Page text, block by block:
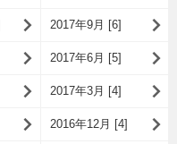
2017年9月 [6]
2017年6月 [5]
2017年3月 [4]
2016年12月 [4]